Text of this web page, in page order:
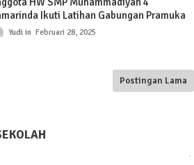
Ikuti Latihan Gabungan Pramuka
Yudi Februari 28, 2025
Postingan Lama